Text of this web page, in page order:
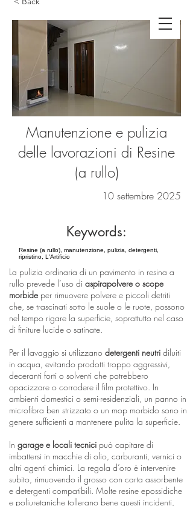
Manutenzione e pulizia
delle lavorazioni di Resine
(a rullo)
10 settembre 2025
Keywords:
Resine (a rullo), manutenzione, pulizia, detergenti,
ripristino, L'Artificio
La pulizia ordinaria di un pavimento in resina a
rullo prevede l’uso di aspirapolvere o scope
morbideper rimuovere polvere e piccoli detriti
che, se trascinati sotto le suole o le ruote, possono
nel tempo rigare la superficie, soprattutto nel caso
di finiture lucide o satinate.
Per il lavaggio si utilizzano detergenti neutri diluiti
in acqua, evitando prodotti troppo aggressivi,
deceranti forti o solventi che potrebbero
opacizzare o corrodere il film protettivo. In
ambienti domestici o semi-residenziali, un panno in
microfibra ben strizzato o un mop morbido sono in
genere sufficienti a mantenere pulita la superficie.
In garage e locali tecnici può capitare di
imbattersi in macchie di olio, carburanti, vernici o
altri agenti chimici. La regola d’oro è intervenire
subito, rimuovendo il grosso con carta assorbente
e detergenti compatibili. Molte resine epossidiche
e poliuretaniche tollerano bene questi incidenti,